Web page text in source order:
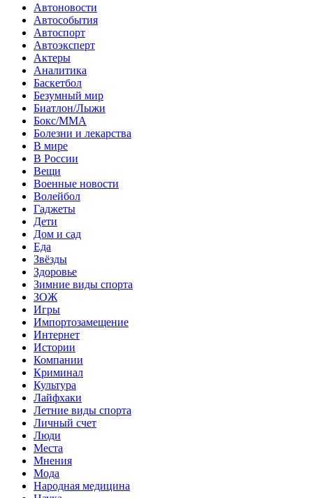
Автоновости
Автособытия
Автоспорт
Автоэксперт
Актеры
Аналитика
Баскетбол
Безумный мир
Биатлон/Лыжи
Бокс/MMA
Болезни и лекарства
В мире
В России
Вещи
Военные новости
Волейбол
Гаджеты
Дети
Дом и сад
Еда
Звёзды
Здоровье
Зимние виды спорта
ЗОЖ
Игры
Импортозамещение
Интернет
Истории
Компании
Криминал
Культура
Лайфхаки
Летние виды спорта
Личный счет
Люди
Места
Мнения
Мода
Народная медицина